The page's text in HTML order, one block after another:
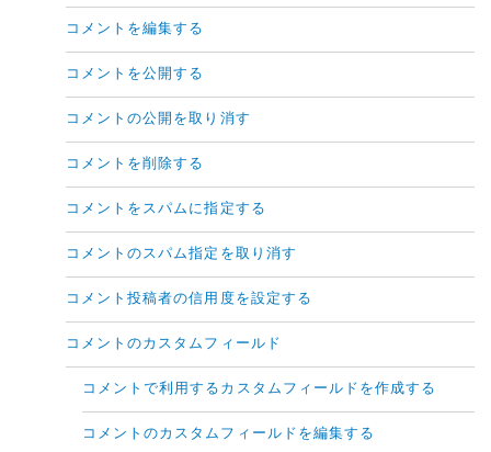
コメントを編集する
コメントを公開する
コメントの公開を取り消す
コメントを削除する
コメントをスパムに指定する
コメントのスパム指定を取り消す
コメント投稿者の信用度を設定する
コメントのカスタムフィールド
コメントで利用するカスタムフィールドを作成する
コメントのカスタムフィールドを編集する